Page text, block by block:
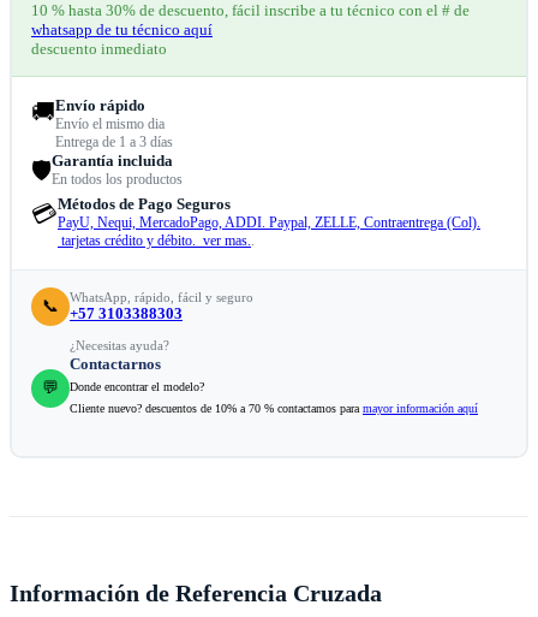
10 % hasta 30% de descuento, fácil inscribe a tu técnico con el # de
whatsapp de tu técnico aquí
descuento inmediato
🚚Envío rápido
Envío el mismo dia
Entrega de 1 a 3 días
🛡️Garantía incluida
En todos los productos
💳Métodos de Pago Seguros
PayU, Nequi, MercadoPago, ADDI. Paypal, ZELLE, Contraentrega (Col).
tarjetas crédito y débito. ver mas..
📞 WhatsApp, rápido, fácil y seguro
+57 3103388303
💬
¿Necesitas ayuda?
Contactarnos
Donde encontrar el modelo?
Cliente nuevo? descuentos de 10% a 70 % contactamos para mayor información aquí
Información de Referencia Cruzada